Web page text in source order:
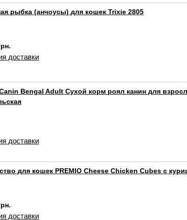
рыбка (анчоусы) для кошек Trixie 2805
доставки
Bengal Adult Сухой корм роял канин для
доставки
для кошек PREMIO Cheese Chicken Cubes с
доставки